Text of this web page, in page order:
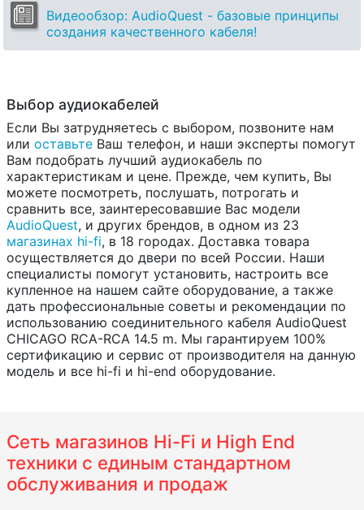
Видеообзор: AudioQuest - базовые принципы
создания качественного кабеля!
Выбор аудиокабелей
Если Вы затрудняетесь с выбором, позвоните нам
или оставьте Ваш телефон, и наши эксперты помогут
Вам подобрать лучший аудиокабель по
характеристикам и цене. Прежде, чем купить, Вы
можете посмотреть, послушать, потрогать и
сравнить все, заинтересовавшие Вас модели
AudioQuest, и других брендов, в одном из 23
магазинах hi-fi, в 18 городах. Доставка товара
осуществляется до двери по всей России. Наши
специалисты помогут установить, настроить все
купленное на нашем сайте оборудование, а также
дать профессиональные советы и рекомендации по
использованию соединительного кабеля AudioQuest
CHICAGO RCA-RCA 14.5 m. Мы гарантируем 100%
сертификацию и сервис от производителя на данную
модель и все hi-fi и hi-end оборудование.
Сеть магазинов Hi-Fi и High End
техники с единым стандартном
обслуживания и продаж